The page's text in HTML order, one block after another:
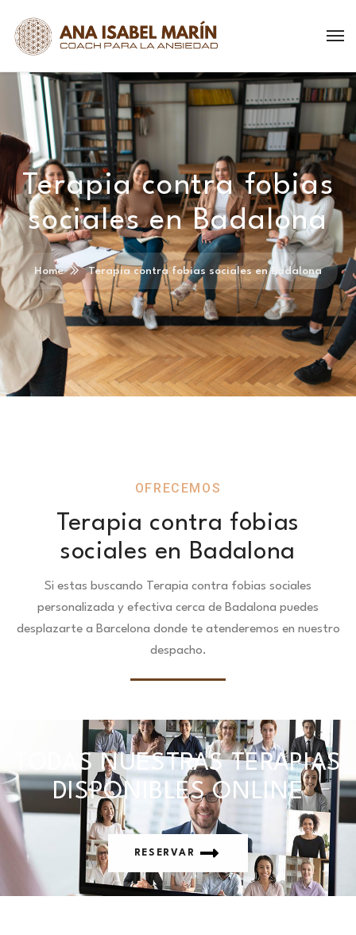
Terapia contra fobias
sociales en Badalona
Home Terapia contra fobias sociales en Badalona
OFRECEMOS
Terapia contra fobias
sociales en Badalona
Si estas buscando Terapia contra fobias sociales
personalizada y efectiva cerca de Badalona puedes
desplazarte a Barcelona donde te atenderemos en nuestro
despacho.
TODAS NUESTRAS TERAPIAS
DISPONIBLES ONLINE
RESERVAR